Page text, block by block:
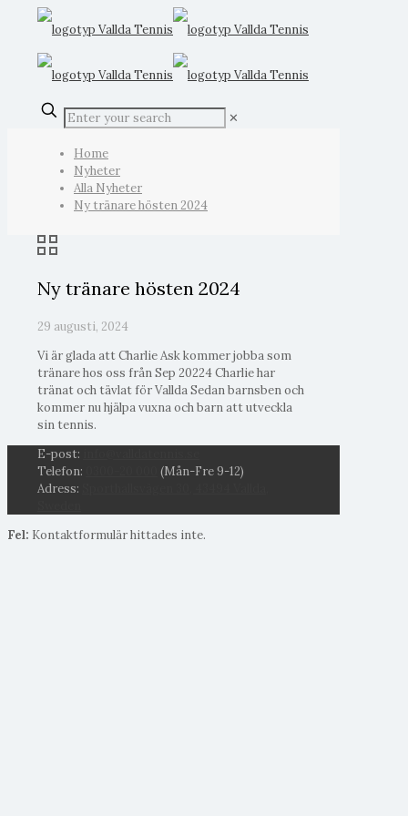
✕
Home
Nyheter
Alla Nyheter
Ny tränare hösten 2024
Ny tränare hösten 2024
29 augusti, 2024
Vi är glada att Charlie Ask kommer jobba som
tränare hos oss från Sep 20224 Charlie har
tränat och tävlat för Vallda Sedan barnsben och
kommer nu hjälpa vuxna och barn att utveckla
sin tennis.
E-post:
Telefon:
(Mån-Fre 9-12)
Adress:
Fel: Kontaktformulär hittades inte.